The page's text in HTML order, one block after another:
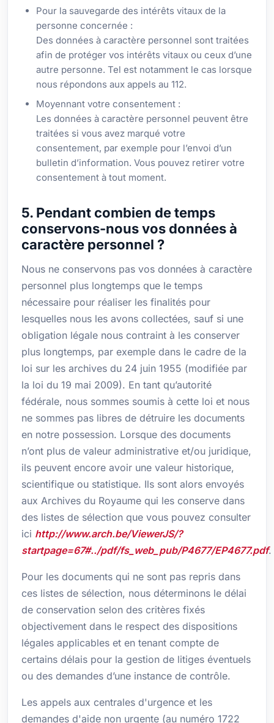
Pour la sauvegarde des intérêts vitaux de la
personne concernée :
Des données à caractère personnel sont traitées
afin de protéger vos intérêts vitaux ou ceux d’une
autre personne. Tel est notamment le cas lorsque
nous répondons aux appels au 112.
Moyennant votre consentement :
Les données à caractère personnel peuvent être
traitées si vous avez marqué votre
consentement, par exemple pour l’envoi d’un
bulletin d’information. Vous pouvez retirer votre
consentement à tout moment.
5. Pendant combien de temps
conservons-nous vos données à
caractère personnel ?
Nous ne conservons pas vos données à caractère
personnel plus longtemps que le temps
nécessaire pour réaliser les finalités pour
lesquelles nous les avons collectées, sauf si une
obligation légale nous contraint à les conserver
plus longtemps, par exemple dans le cadre de la
loi sur les archives du 24 juin 1955 (modifiée par
la loi du 19 mai 2009). En tant qu’autorité
fédérale, nous sommes soumis à cette loi et nous
ne sommes pas libres de détruire les documents
en notre possession. Lorsque des documents
n’ont plus de valeur administrative et/ou juridique,
ils peuvent encore avoir une valeur historique,
scientifique ou statistique. Ils sont alors envoyés
aux Archives du Royaume qui les conserve dans
des listes de sélection que vous pouvez consulter
ici http://www.arch.be/ViewerJS/?
startpage=67#../pdf/fs_web_pub/P4677/EP4677.pdf.
Pour les documents qui ne sont pas repris dans
ces listes de sélection, nous déterminons le délai
de conservation selon des critères fixés
objectivement dans le respect des dispositions
légales applicables et en tenant compte de
certains délais pour la gestion de litiges éventuels
ou des demandes d’une instance de contrôle.
Les appels aux centrales d'urgence et les
demandes d'aide non urgente (au numéro 1722